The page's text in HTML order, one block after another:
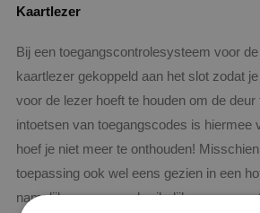
Kaartlezer
Bij een toegangscontrolesysteem voor
kaartlezer gekoppeld aan het slot zodat
voor de lezer hoeft te houden om de deur
intoetsen van toegangscodes is hiermee
hoef je niet meer te onthouden!
toepassing ook wel eens gezien in een
namelijk een zeer gebruikelijke vorm van